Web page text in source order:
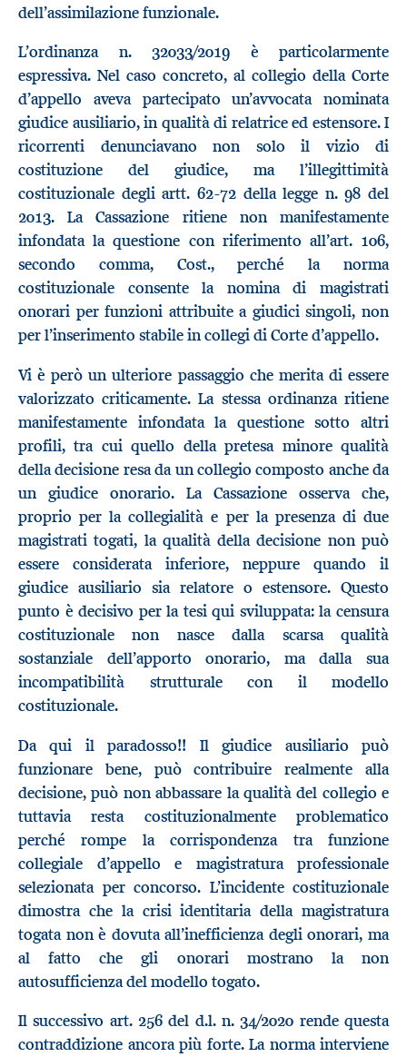
dell’assimilazione funzionale.
L’ordinanza n. 32033/2019 è particolarmente
espressiva. Nel caso concreto, al collegio della Corte
d’appello aveva partecipato un’avvocata nominata
giudice ausiliario, in qualità di relatrice ed estensore. I
ricorrenti denunciavano non solo il vizio di
costituzione del giudice, ma l’illegittimità
costituzionale degli artt. 62-72 della legge n. 98 del
2013. La Cassazione ritiene non manifestamente
infondata la questione con riferimento all’art. 106,
secondo comma, Cost., perché la norma
costituzionale consente la nomina di magistrati
onorari per funzioni attribuite a giudici singoli, non
per l’inserimento stabile in collegi di Corte d’appello.
Vi è però un ulteriore passaggio che merita di essere
valorizzato criticamente. La stessa ordinanza ritiene
manifestamente infondata la questione sotto altri
profili, tra cui quello della pretesa minore qualità
della decisione resa da un collegio composto anche da
un giudice onorario. La Cassazione osserva che,
proprio per la collegialità e per la presenza di due
magistrati togati, la qualità della decisione non può
essere considerata inferiore, neppure quando il
giudice ausiliario sia relatore o estensore. Questo
punto è decisivo per la tesi qui sviluppata: la censura
costituzionale non nasce dalla scarsa qualità
sostanziale dell’apporto onorario, ma dalla sua
incompatibilità strutturale con il modello
costituzionale.
Da qui il paradosso!! Il giudice ausiliario può
funzionare bene, può contribuire realmente alla
decisione, può non abbassare la qualità del collegio e
tuttavia resta costituzionalmente problematico
perché rompe la corrispondenza tra funzione
collegiale d’appello e magistratura professionale
selezionata per concorso. L’incidente costituzionale
dimostra che la crisi identitaria della magistratura
togata non è dovuta all’inefficienza degli onorari, ma
al fatto che gli onorari mostrano la non
autosufficienza del modello togato.
Il successivo art. 256 del d.l. n. 34/2020 rende questa
contraddizione ancora più forte. La norma interviene